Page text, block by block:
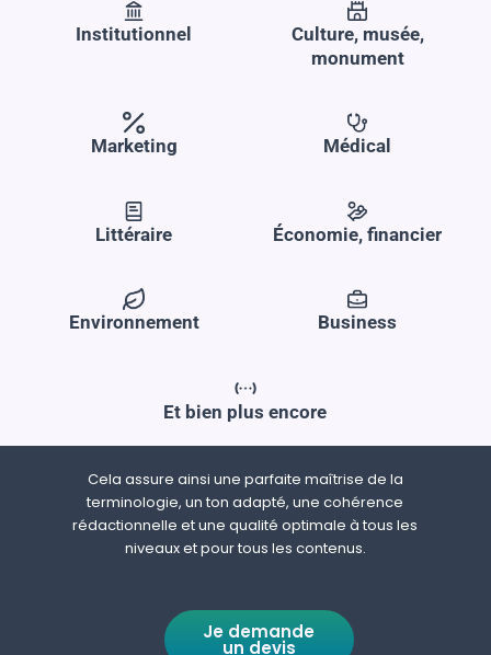
Institutionnel
Culture, musée,
monument
Marketing Médical
Littéraire Économie, financier
Environnement Business
Et bien plus encore
Cela assure ainsi une parfaite maîtrise de la
terminologie, un ton adapté, une cohérence
rédactionnelle et une qualité optimale à tous les
niveaux et pour tous les contenus.
Je demande
un devis